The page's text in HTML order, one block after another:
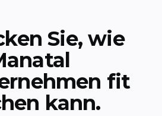
Sie, wie
fit
kann.